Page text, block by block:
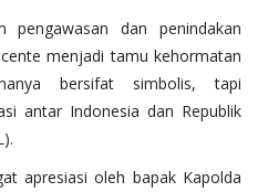
pengawasan dan penindakan
menjadi tamu kehormatan
bersifat simbolis, tapi
antar Indonesia dan Republik
apresiasi oleh bapak Kapolda